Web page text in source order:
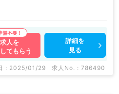
求人を
てもらう
詳細を
見る
: 2025/01/29 求人No. : 786490